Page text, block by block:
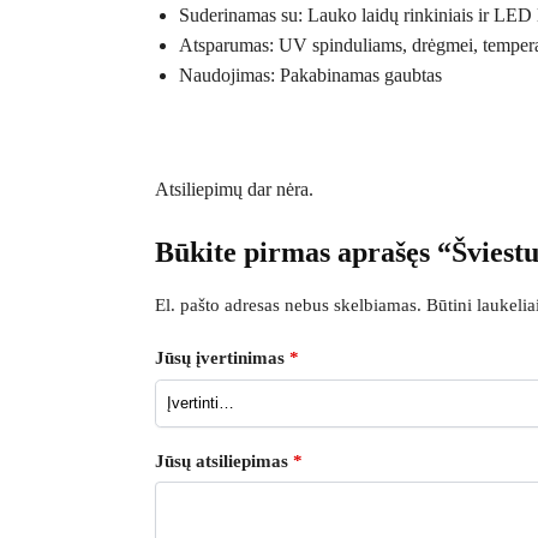
Suderinamas su: Lauko laidų rinkiniais ir LED
Atsparumas: UV spinduliams, drėgmei,
Naudojimas: Pakabinamas gaubtas
Atsiliepimų dar nėra.
Būkite pirmas aprašęs
El. pašto adresas nebus skelbiamas. Būtini
Jūsų įvertinimas *
Jūsų atsiliepimas *